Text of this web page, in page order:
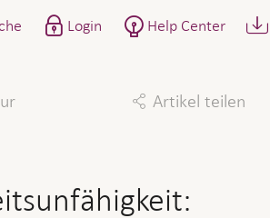
Login Help Center
Artikel teilen